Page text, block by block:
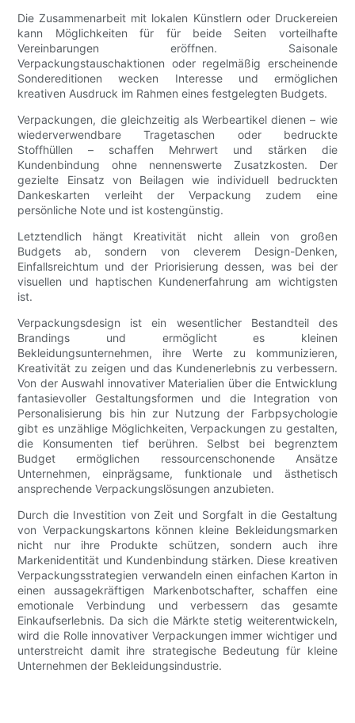
Die Zusammenarbeit mit lokalen Künstlern oder Druckereien
kann Möglichkeiten für für beide Seiten vorteilhafte
Vereinbarungen eröffnen. Saisonale
Verpackungstauschaktionen oder regelmäßig erscheinende
Sondereditionen wecken Interesse und ermöglichen
kreativen Ausdruck im Rahmen eines festgelegten Budgets.
Verpackungen, die gleichzeitig als Werbeartikel dienen – wie
wiederverwendbare Tragetaschen oder bedruckte
Stoffhüllen – schaffen Mehrwert und stärken die
Kundenbindung ohne nennenswerte Zusatzkosten. Der
gezielte Einsatz von Beilagen wie individuell bedruckten
Dankeskarten verleiht der Verpackung zudem eine
persönliche Note und ist kostengünstig.
Letztendlich hängt Kreativität nicht allein von großen
Budgets ab, sondern von cleverem Design-Denken,
Einfallsreichtum und der Priorisierung dessen, was bei der
visuellen und haptischen Kundenerfahrung am wichtigsten
ist.
Verpackungsdesign ist ein wesentlicher Bestandteil des
Brandings und ermöglicht es kleinen
Bekleidungsunternehmen, ihre Werte zu kommunizieren,
Kreativität zu zeigen und das Kundenerlebnis zu verbessern.
Von der Auswahl innovativer Materialien über die Entwicklung
fantasievoller Gestaltungsformen und die Integration von
Personalisierung bis hin zur Nutzung der Farbpsychologie
gibt es unzählige Möglichkeiten, Verpackungen zu gestalten,
die Konsumenten tief berühren. Selbst bei begrenztem
Budget ermöglichen ressourcenschonende Ansätze
Unternehmen, einprägsame, funktionale und ästhetisch
ansprechende Verpackungslösungen anzubieten.
Durch die Investition von Zeit und Sorgfalt in die Gestaltung
von Verpackungskartons können kleine Bekleidungsmarken
nicht nur ihre Produkte schützen, sondern auch ihre
Markenidentität und Kundenbindung stärken. Diese kreativen
Verpackungsstrategien verwandeln einen einfachen Karton in
einen aussagekräftigen Markenbotschafter, schaffen eine
emotionale Verbindung und verbessern das gesamte
Einkaufserlebnis. Da sich die Märkte stetig weiterentwickeln,
wird die Rolle innovativer Verpackungen immer wichtiger und
unterstreicht damit ihre strategische Bedeutung für kleine
Unternehmen der Bekleidungsindustrie.